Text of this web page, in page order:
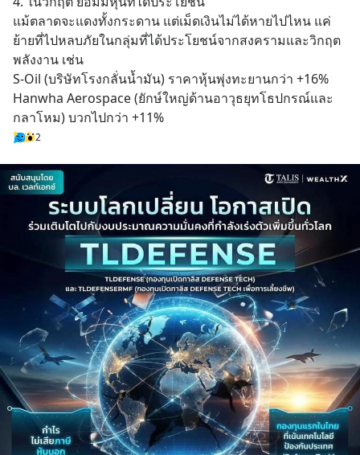
แม้ตลาดจะแดงทั้งกระดาน แต่เม็ดเงินไม่ได้หายไปไหน แค่
ย้ายที่ไปหลบภัยในกลุ่มที่ได้ประโยชน์จากสงครามและวิกฤต
พลังงาน เช่น
S-Oil (บริษัทโรงกลั่นน้ำมัน) ราคาหุ้นพุ่งทะยานกว่า +16%
Hanwha Aerospace (ยักษ์ใหญ่ด้านอาวุธยุทโธปกรณ์และ
กลาโหม) บวกไปกว่า +11%
2